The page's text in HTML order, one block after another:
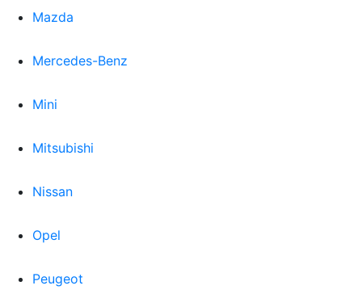
Mazda
Mercedes-Benz
Mini
Mitsubishi
Nissan
Opel
Peugeot